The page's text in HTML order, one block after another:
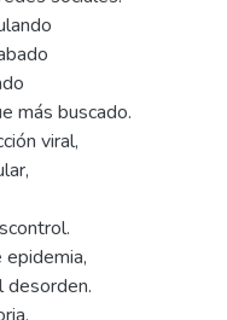
más buscado.
viral,
desorden.